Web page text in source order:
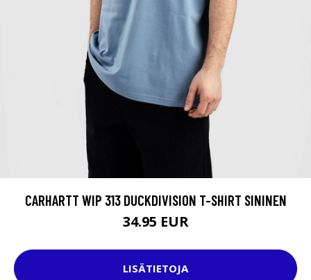
CARHARTT WIP 313 DUCKDIVISION T-SHIRT SININEN
34.95 EUR
LISÄTIETOJA